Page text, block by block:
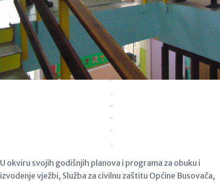
U okviru svojih godišnjih planova i programa za obuku i
izvodenje vježbi, Služba za civilnu zaštitu Općine Busovača,